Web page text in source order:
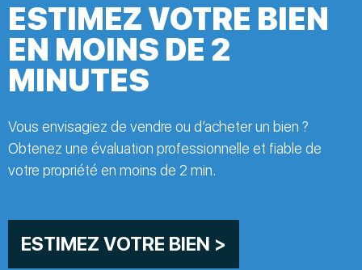
ESTIMEZ VOTRE BIEN
EN MOINS DE 2
MINUTES
Vous envisagiez de vendre ou d’acheter un bien ?
Obtenez une évaluation professionnelle et fiable de
votre propriété en moins de 2 min.
ESTIMEZ VOTRE BIEN >